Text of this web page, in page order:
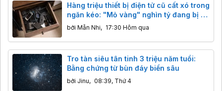
Hàng triệu thiết bị điện tử cũ cất xó trong
ngăn kéo: "Mỏ vàng" nghìn tỷ đang bị bỏ
quên
bởi Mẫn Nhi, 17:30 Hôm qua
Tro tàn siêu tân tinh 3 triệu năm tuổi:
Bằng chứng từ bùn đáy biển sâu
bởi Jinu, 08:39, Thứ 4